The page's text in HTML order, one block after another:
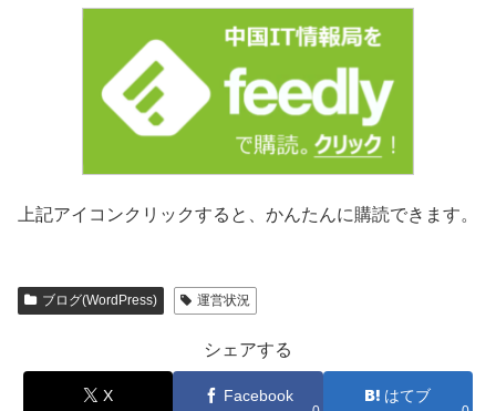
上記アイコンクリックすると、かんたんに購読できます。
ブログ(WordPress) 運営状況
シェアする
X Facebook はてブ